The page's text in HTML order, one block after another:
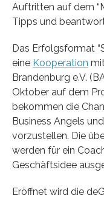
Auftritten auf dem
Tipps und
Das Erfolgsformat
eine Kooperation
Brandenburg e.V.
Oktober auf dem
bekommen die
Business Angels
vorzustellen. Die
werden für ein
Geschäftsidee
Eröffnet wird die